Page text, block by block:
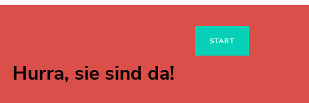
START
Hurra, sie sind da!